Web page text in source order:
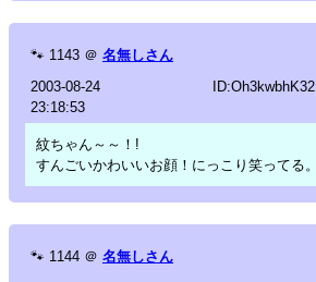
🐾 1143 ＠ 名無しさん
2003-08-24
23:18:53
ID:Oh3kwbhK32
紋ちゃん～～！!
すんごいかわいいお顔！にっこり笑ってる。
🐾 1144 ＠ 名無しさん